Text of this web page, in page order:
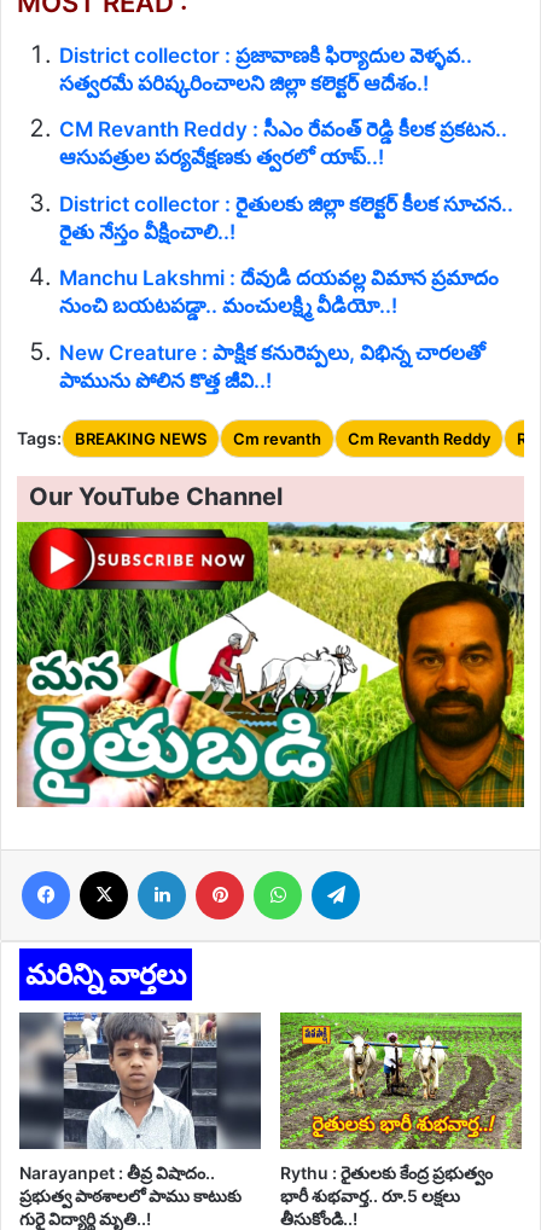
District collector : ప్రజావాణకి ఫిర్యాదుల వెళ్ళవ..
సత్వరమే పరిష్కరించాలని జిల్లా కలెక్టర్ ఆదేశం.!
CM Revanth Reddy : సీఎం రేవంత్ రెడ్డి కీలక ప్రకటన..
ఆసుపత్రుల పర్యవేక్షణకు త్వరలో యాప్..!
District collector : రైతులకు జిల్లా కలెక్టర్ కీలక సూచన..
రైతు నేస్తం వీక్షించాలి..!
Manchu Lakshmi : దేవుడి దయవల్ల విమాన ప్రమాదం
నుంచి బయటపడ్డా.. మంచులక్ష్మి వీడియో..!
New Creature : పాక్షిక కనురెప్పలు, విభిన్న చారలతో
పామును పోలిన కొత్త జీవి..!
Tags: BREAKING NEWS Cm revanth Cm Revanth Reddy
Our YouTube Channel
Facebook LinkedIn Pinterest WhatsApp
మరిన్ని వార్తలు
Narayanpet : తీవ్ర విషాదం..
ప్రభుత్వ పాఠశాలలో పాము కాటుకు
గురై విద్యార్థి మృతి..!
Rythu : రైతులకు కేంద్ర ప్రభుత్వం
భారీ శుభవార్త.. రూ.5 లక్షలు
తీసుకోండి..!